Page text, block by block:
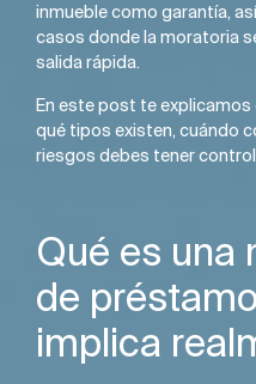
inmueble como garantía,
casos donde la moratoria
salida rápida.
En este post te explicamos
qué tipos existen, cuándo
riesgos debes tener
Qué es una
de
implica